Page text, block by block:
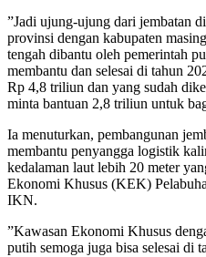
”Jadi ujung-ujung dari jembatan
provinsi dengan kabupaten
tengah dibantu oleh pemerintah
membantu dan selesai di tahun
Rp 4,8 triliun dan yang sudah
minta bantuan 2,8 triliun untuk
Ia menuturkan, pembangunan
membantu penyangga logistik
kedalaman laut lebih 20 meter
Ekonomi Khusus (KEK)
IKN.
”Kawasan Ekonomi Khusus
putih semoga juga bisa selesai di